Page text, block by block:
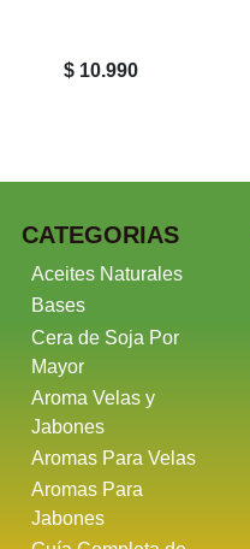
$ 10.990
CATEGORIAS
Aceites Naturales
Bases
Cera de Soja Por
Mayor
Aroma Velas y
Jabones
Aromas Para Velas
Aromas Para
Jabones